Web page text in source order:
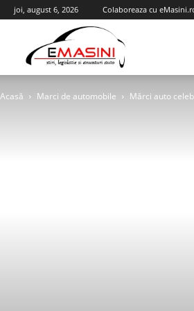
joi, august 6, 2026 Colaboreaza cu
Acasă Marci de automobile Mărci auto